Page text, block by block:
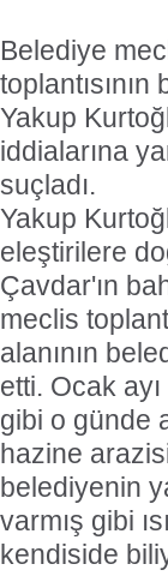
Belediye
Yakup
iddialarına
suçladı.
Yakup
eleştirilere
Çavdar'ın
meclis
alanının
etti. Ocak
gibi o günde
hazine
belediyenin
varmış gibi
kendiside